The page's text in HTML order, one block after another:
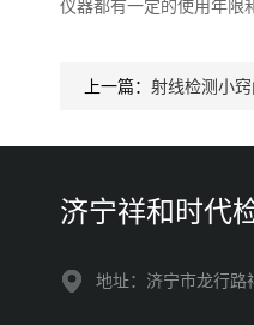
仪器都有一定的使用年限
上一篇： 射线检测小
济宁祥和时代
地址：济宁市龙行路